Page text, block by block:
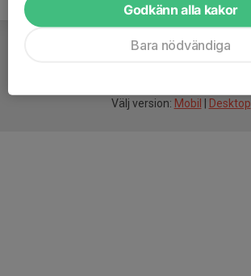
Välj version: Mobil Desktop
Godkänn alla kakor
Bara nödvändiga